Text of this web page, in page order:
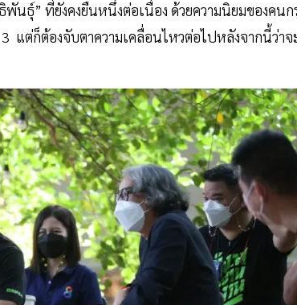
นธุ์” ที่ยังคงยืนหนึ่งต่อเนื่อง ด้วยความนิยมของคนก
ต่ก็ต้องจับตาความเคลื่อนไหวต่อไปหลังจากนี้ว่าจ